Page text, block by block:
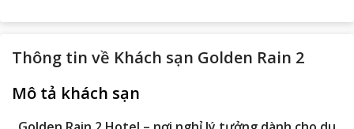
Thông tin về Khách sạn Golden Rain 2
Mô tả khách sạn